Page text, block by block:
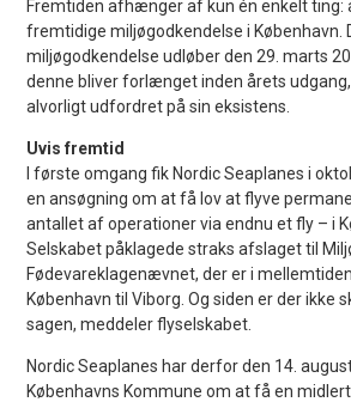
Fremtiden afhænger af kun én enkelt ting:
fremtidige miljøgodkendelse i København.
miljøgodkendelse udløber den 29. marts
denne bliver forlænget inden årets
alvorligt udfordret på sin eksistens.
Uvis fremtid
I første omgang fik Nordic Seaplanes i
en ansøgning om at få lov at flyve
antallet af operationer via endnu et fly – i
Selskabet påklagede straks afslaget til
Fødevareklagenævnet, der er i
København til Viborg. Og siden er der ikke
sagen, meddeler flyselskabet.
Nordic Seaplanes har derfor den 14.
Københavns Kommune om at få en